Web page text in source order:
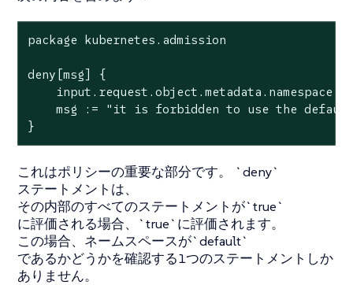
package kubernetes.admission
deny[msg] {
input.request.object.metadata.namespace
msg := "it is forbidden to use the
}
これはポリシーの重要な部分です。 `deny`
ステートメントは、
その内部のすべてのステートメントが`true`
に評価される場合、`true`に評価されます。
この場合、ネームスペースが`default`
であるかどうかを確認する1つのステートメントしか
ありません。